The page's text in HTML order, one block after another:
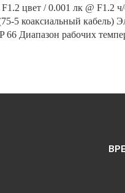
цвет / 0.001 лк @ F1.2
5 коаксиальный кабель)
Диапазон рабочих